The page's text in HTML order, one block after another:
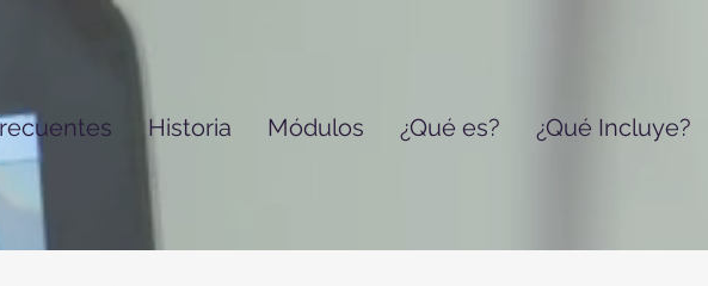
Historia Módulos ¿Qué es? ¿Qué Incluye?